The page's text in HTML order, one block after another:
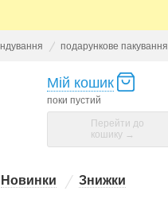
подарункове пакування
Мій кошик
поки пустий
Перейти до
кошику →
Новинки Знижки